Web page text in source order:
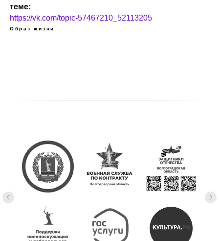
теме:
https://vk.com/topic-57467210_52113205
Образ жизни